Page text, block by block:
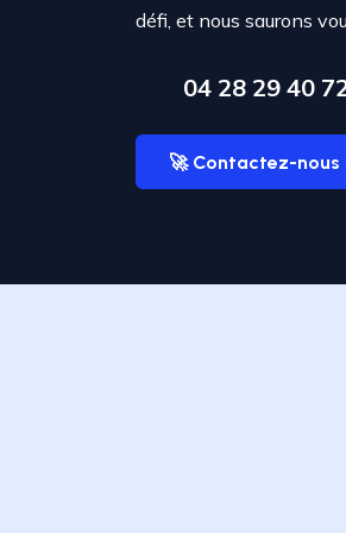
défi, et nous saurons
04 28 29 40
🚀 Contactez-